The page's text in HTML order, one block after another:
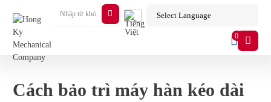
0
Cách bảo trì máy hàn kéo dài